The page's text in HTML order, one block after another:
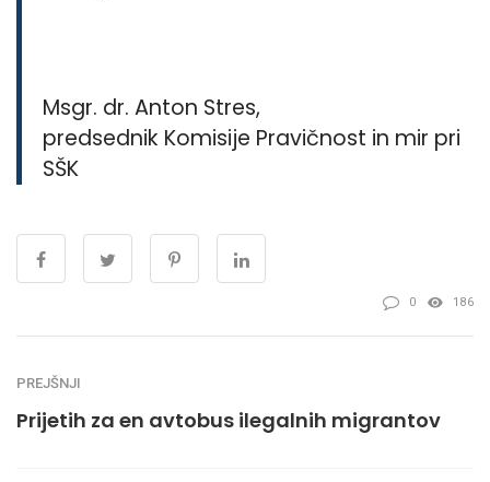
Msgr. dr. Anton Stres,
predsednik Komisije Pravičnost in mir pri
SŠK
0 186
PREJŠNJI
Prijetih za en avtobus ilegalnih migrantov